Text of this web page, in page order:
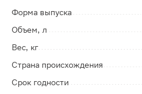
Форма выпуска
Объем, л
Вес, кг
Страна происхождения
Срок годности